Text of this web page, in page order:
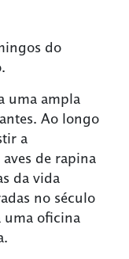
do
uma ampla
Ao longo
a
de rapina
da vida
no século
uma oficina